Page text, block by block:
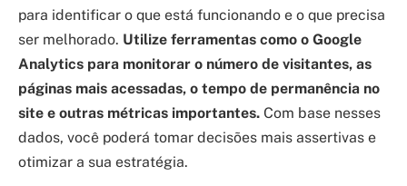
para identificar o que está funcionando e o que precisa
ser melhorado. Utilize ferramentas como o Google
Analytics para monitorar o número de visitantes, as
páginas mais acessadas, o tempo de permanência no
site e outras métricas importantes. Com base nesses
dados, você poderá tomar decisões mais assertivas e
otimizar a sua estratégia.